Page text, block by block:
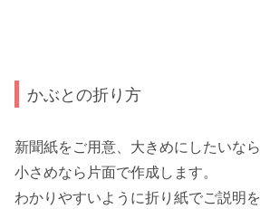
かぶとの折り方
新聞紙をご用意、 大きめにしたいなら
小さめなら 片面で作成します。
わかりやすいように折り紙でご説明を